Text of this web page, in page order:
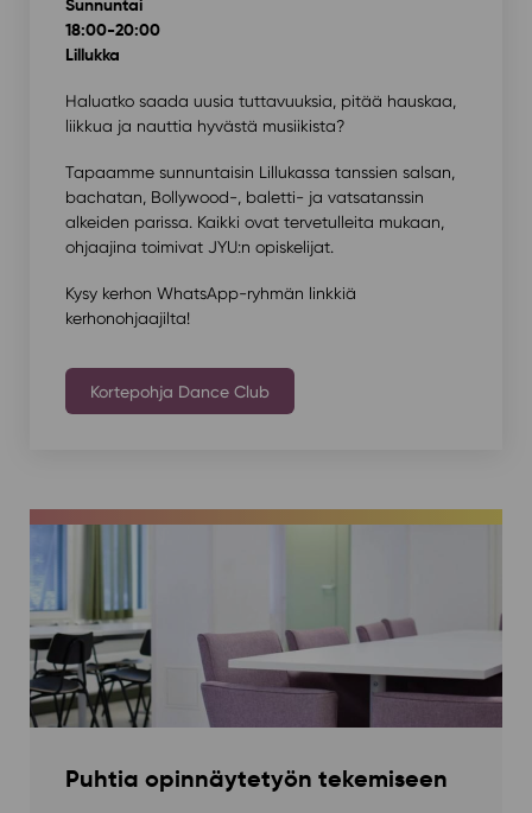
Sunnuntai
18:00-20:00
Lillukka
Haluatko saada uusia tuttavuuksia, pitää hauskaa,
liikkua ja nauttia hyvästä musiikista?
Tapaamme sunnuntaisin Lillukassa tanssien salsan,
bachatan, Bollywood-, baletti- ja vatsatanssin
alkeiden parissa. Kaikki ovat tervetulleita mukaan,
ohjaajina toimivat JYU:n opiskelijat.
Kysy kerhon WhatsApp-ryhmän linkkiä
kerhonohjaajilta!
Kortepohja Dance Club
Puhtia opinnäytetyön tekemiseen